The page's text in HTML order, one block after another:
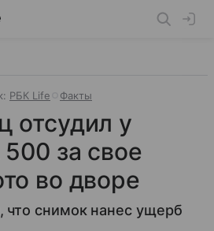
РБК Life Факты
отсудил у
за свое
во дворе
что снимок нанес ущерб